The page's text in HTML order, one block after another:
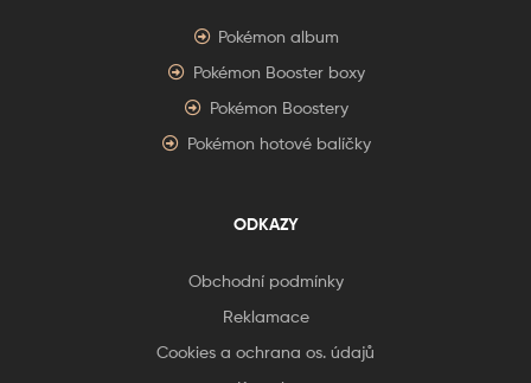
Pokémon album
Pokémon Booster boxy
Pokémon Boostery
Pokémon hotové balíčky
ODKAZY
Obchodní podmínky
Reklamace
Cookies a ochrana os. údajů